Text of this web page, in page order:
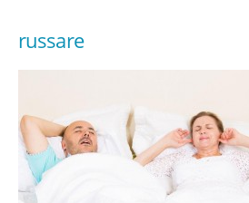
russare